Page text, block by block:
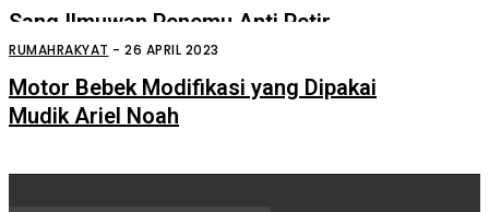
Sang Ilmuwan Penemu Anti Petir
Benjamin Franklin
RUMAHRAKYAT - 26 APRIL 2023
Motor Bebek Modifikasi yang Dipakai
Mudik Ariel Noah